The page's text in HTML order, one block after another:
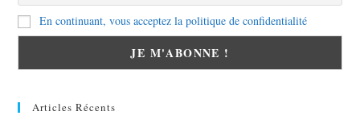
En continuant, vous acceptez la politique de confidentialité
Articles Récents